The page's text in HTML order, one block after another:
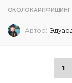
ОКОЛОКАРПФИШИНГ
Автор:
1